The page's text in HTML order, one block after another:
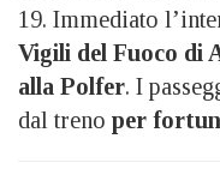
19. Immediato
Vigili del Fuoco di
alla Polfer. I
dal treno per